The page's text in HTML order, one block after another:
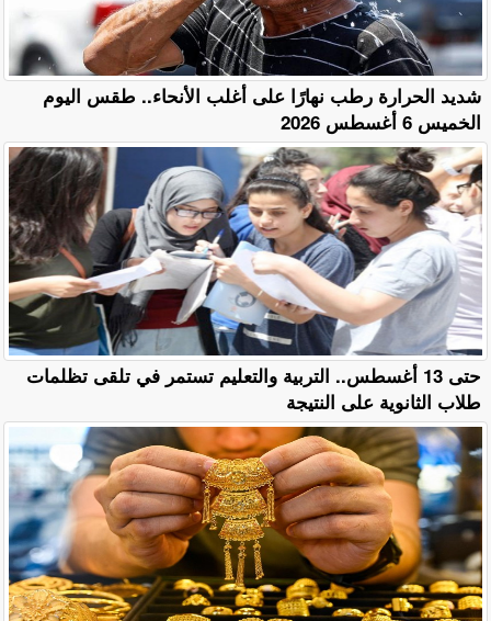
​شديد الحرارة رطب نهارًا على أغلب الأنحاء.. طقس اليوم
الخميس 6 أغسطس 2026
حتى 13 أغسطس.. التربية والتعليم تستمر في تلقى تظلمات
طلاب الثانوية على النتيجة